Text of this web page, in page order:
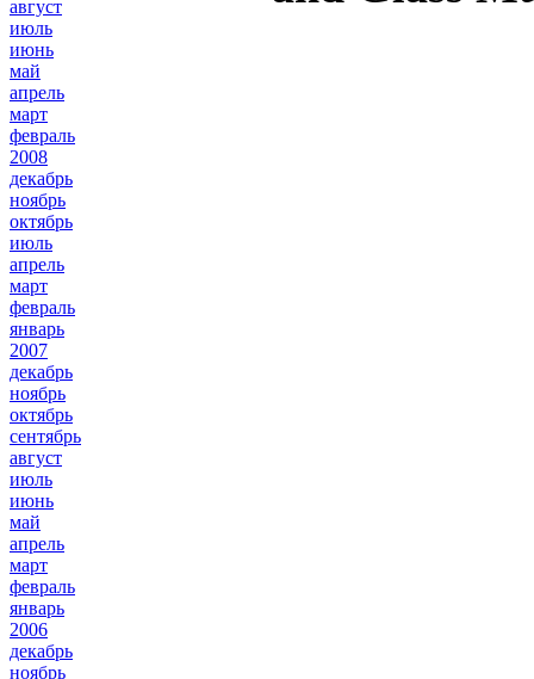
август
июль
июнь
май
апрель
март
февраль
2008
декабрь
ноябрь
октябрь
июль
апрель
март
февраль
январь
2007
декабрь
ноябрь
октябрь
сентябрь
август
июль
июнь
май
апрель
март
февраль
январь
2006
декабрь
ноябрь